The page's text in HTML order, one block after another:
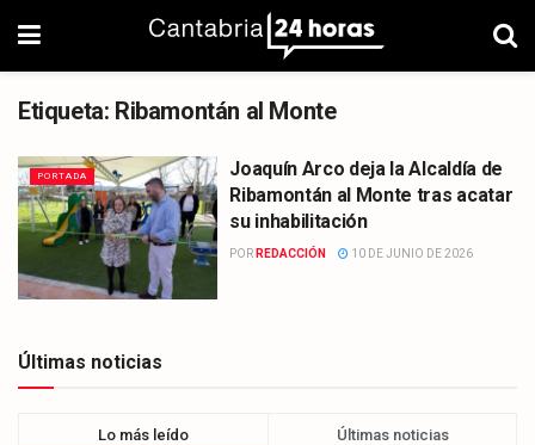
Etiqueta: Ribamontán al Monte
PORTADA
Joaquín Arco deja la Alcaldía de
Ribamontán al Monte tras acatar
su inhabilitación
POR REDACCIÓN 10 DE JUNIO DE 2026
Últimas noticias
Lo más leído Últimas noticias